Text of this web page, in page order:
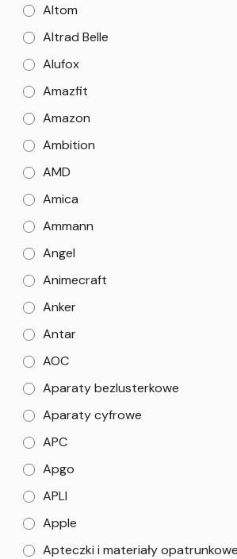
Altom
Altrad Belle
Alufox
Amazfit
Amazon
Ambition
AMD
Amica
Ammann
Angel
Animecraft
Anker
Antar
AOC
Aparaty bezlusterkowe
Aparaty cyfrowe
APC
Apgo
APLI
Apple
Apteczki i materiały opatrunkowe